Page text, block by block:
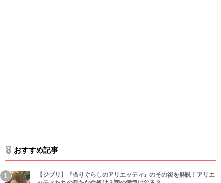
おすすめ記事
【ジブリ】『借りぐらしのアリエッティ』のその後を解説！アリエ